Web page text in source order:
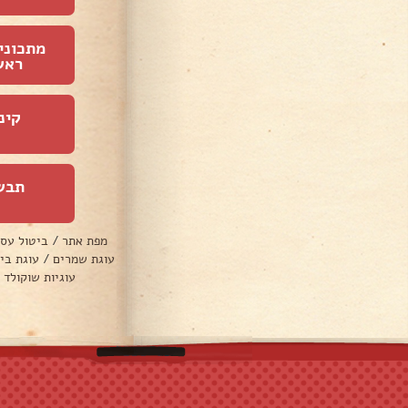
מפת אתר / ביטול
עוגת שמרים / עוגת
עוגיות